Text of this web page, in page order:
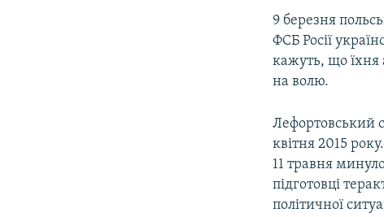
9 березня
ФСБ Росії
кажуть, що їхня
на волю.
Лефортовський
квітня 2015
11 травня
підготовці
політичної